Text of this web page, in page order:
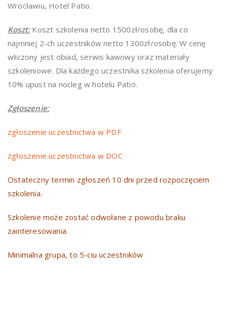
Wrocławiu, Hotel Patio.
Koszt:Koszt szkolenia netto 1500zł/osobę, dla co
najmniej 2-ch uczestników netto 1300zł/osobę. W cenę
wliczony jest obiad, serwis kawowy oraz materiały
szkoleniowe. Dla każdego uczestnika szkolenia oferujemy
10% upust na nocleg w hotelu Patio.
Zgłoszenie:
zgłoszenie uczestnictwa w PDF
zgłoszenie uczestnictwa w DOC
Ostateczny termin zgłoszeń 10 dni przed rozpoczęciem
szkolenia.
Szkolenie może zostać odwołane z powodu braku
zainteresowania.
Minimalna grupa, to 5-ciu uczestników